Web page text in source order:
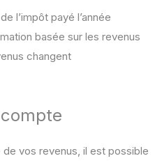
l’impôt payé l’année
basée sur les revenus
changent
vos revenus, il est possible